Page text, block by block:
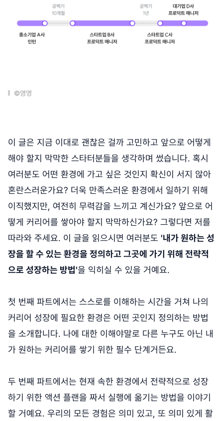
©영영
이 글은 지금 이대로 괜찮은 걸까 고민하고 앞으로 어떻게
해야 할지 막막한 스타터분들을 생각하며 썼습니다. 혹시
여러분도 어떤 환경에 가고 싶은 것인지 확신이 서지 않아
혼란스러운가요? 더욱 만족스러운 환경에서 일하기 위해
이직했지만, 여전히 무력감을 느끼고 계신가요? 앞으로 어
떻게 커리어를 쌓아야 할지 막막하신가요? 그렇다면 저를
따라와 주세요. 이 글을 읽으시면 여러분도 '내가 원하는 성
장을 할 수 있는 환경을 정의하고 그곳에 가기 위해 전략적
으로 성장하는 방법'을 익히실 수 있을 거예요.
첫 번째 파트에서는 스스로를 이해하는 시간을 거쳐 나의
커리어 성장에 필요한 환경은 어떤 곳인지 정의하는 방법
을 소개합니다. 나에 대한 이해야말로 다른 누구도 아닌 내
가 원하는 커리어를 쌓기 위한 필수 단계거든요.
두 번째 파트에서는 현재 속한 환경에서 전략적으로 성장
하기 위한 액션 플랜을 짜서 실행에 옮기는 방법을 이야기
할 거예요. 우리의 모든 경험은 의미 있고, 또 의미 있게 활